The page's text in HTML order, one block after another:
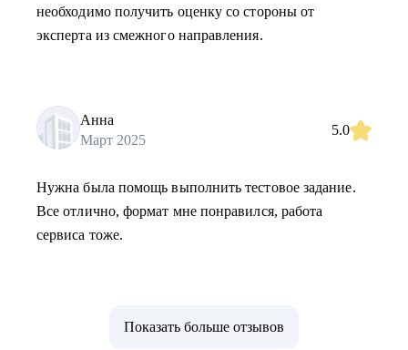
необходимо получить оценку со стороны от
эксперта из смежного направления.
Анна
Март 2025
5.0
Нужна была помощь выполнить тестовое задание.
Все отлично, формат мне понравился, работа
сервиса тоже.
Показать больше отзывов